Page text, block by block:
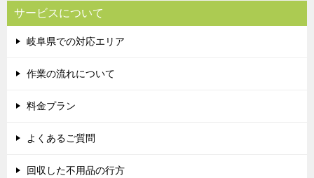
サービスについて
岐阜県での対応エリア
作業の流れについて
料金プラン
よくあるご質問
回収した不用品の行方